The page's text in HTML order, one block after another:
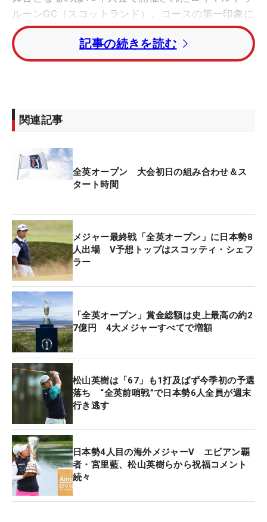
ルーンGC（スコットランド）。コースの第一印象に
ティショットの攻め方をあげた。「引くとこは引い
て、攻めるとこは攻めて、できるだけ攻めるように
していきたい」。リンクスコースのロイヤルトゥル
いため、慎重に考えつつ、攻められるときには強気
で行く覚悟だ。
一番のポイントとなるのは序盤のホール。「フォロ
ーのホールが続くので、そこでたくさんチャンスを
作りたいですし、逆にバックナインは基本アゲンス
日、この日に9ホールずつ回りしっかりとコースを
チェックし、戦略を立てた。
コースは違うが、今年で3度目の全英オープン。挑
む心境は過去の2回と違うという。「いままではメ
ジャーにスポットで来て参戦したところが、先週2
試合やってから来ているので、そんなにこうメジャ
ーの特別感という感じはあまりなくて」とこれまで
は日本ツアーのあとに出ていたが、今回は7月の欧
州ツアーの「BMWインターナショナル・オープン」
と前哨戦の「ジェネシス・スコットランド・オープ
ン」を終えてからの出場のため海外ツアー「3連戦
の最後の試合」という感覚だ。
先週は海外女子メジャー「アムンディ・エビアン選
手権」でJGAナショナルチーム時代の仲間である古
江彩佳がメジャー初Vを遂げた。「ナショナルチー
ムのチームメイトからメジャーチャンピオンが出た
記事の続きを読む
関連記事
全英オープン 大会初日の組み合わせ＆ス
タート時間
メジャー最終戦「全英オープン」に日本勢8
人出場 V予想トップはスコッティ・シェフ
ラー
「全英オープン」賞金総額は史上最高の約2
7億円 4大メジャーすべてで増額
松山英樹は「67」も1打及ばず今季初の予選
落ち “全英前哨戦”で日本勢6人全員が週末
行き逃す
日本勢4人目の海外メジャーV エビアン覇
者・宮里藍、松山英樹らから祝福コメント
続々